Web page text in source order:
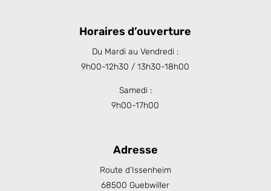
Horaires d’ouverture
Du Mardi au Vendredi :
9h00-12h30 / 13h30-18h00
Samedi :
9h00-17h00
Adresse
Route d’Issenheim
68500 Guebwiller